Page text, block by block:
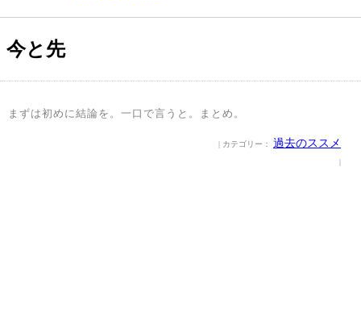
今と先
まずは初めに結論を。一口で言うと。まとめ。
| カテゴリー： 過去のススメ
|